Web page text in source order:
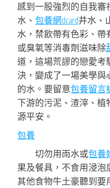
感到一股強烈的自我
水、 包養網dcard井水、
水，禁飲帶有色彩、帶
或臭氧等消毒劑滋味除
道，這場荒謬的戀愛
決，變成了一場美學
的水。要留意包養留言
下游的污泥、渣滓、
源平安。
包養
切勿用雨水或包養
果及餐具，不食用浸
其他食物牛土豪聽到